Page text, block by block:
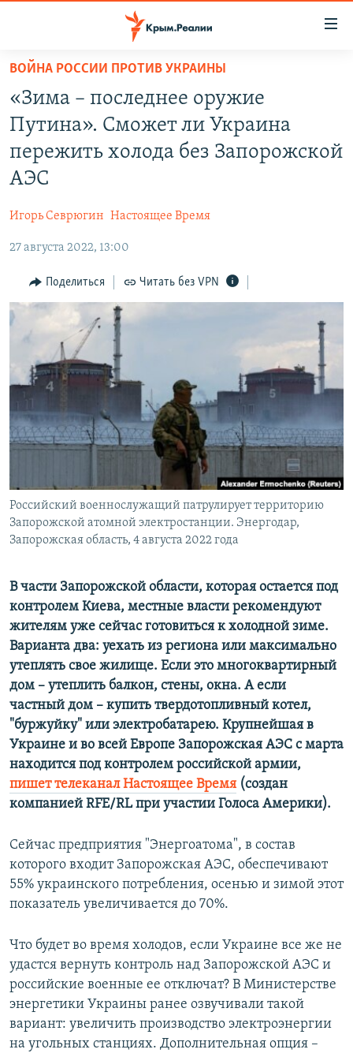
Вернуться
основному
содержанию
Вернутся
главной
Вернутся
КАРТА ВОЕННЫХ ОБЪЕКТОВ КРЫМА
ВОДА
ИСТОРИЯ
ИНТЕРАКТИВ
ИНФОГРАФИКА
ТЕЛЕПРОЕКТ КРЫМ.РЕАЛИИ
СОВЕТЫ ПРАВОЗАЩИТНИКОВ
ПРОПАВШИЕ БЕЗ ВЕСТИ
ПОБЕДИТЕЛЕЙ НЕ СУДЯТ?
КРЫМ.НЕПОКОРЕННЫЙ
ELIFBE
УКРАИНСКАЯ ПРОБЛЕМА КРЫМА
РАДІО СВОБОДА
КАК ОБОЙТИ БЛОКИРОВКУ
Qırımtatar
ПРИСОЕДИНЯЙТЕСЬ!
ВОЙНА РОССИИ ПРОТИВ УКРАИНЫ
«Зима – последнее оружие
Путина». Сможет ли Украина
пережить холода без Запорожской
АЭС
Игорь Севрюгин Настоящее Время
27 августа 2022, 13:00
Поделиться Читать без VPN
Российский военнослужащий патрулирует территорию
Запорожской атомной электростанции. Энергодар,
Запорожская область, 4 августа 2022 года
В части Запорожской области, которая остается под
контролем Киева, местные власти рекомендуют
жителям уже сейчас готовиться к холодной зиме.
Варианта два: уехать из региона или максимально
утеплять свое жилище. Если это многоквартирный
дом – утеплить балкон, стены, окна. А если
частный дом – купить твердотопливный котел,
"буржуйку" или электробатарею. Крупнейшая в
Украине и во всей Европе Запорожская АЭС с марта
находится под контролем российской армии,
пишет телеканал Настоящее Время (создан
компанией RFE/RL при участии Голоса Америки).
Сейчас предприятия "Энергоатома", в состав
которого входит Запорожская АЭС, обеспечивают
55% украинского потребления, осенью и зимой этот
показатель увеличивается до 70%.
Что будет во время холодов, если Украине все же не
удастся вернуть контроль над Запорожской АЭС и
российские военные ее отключат? В Министерстве
энергетики Украины ранее озвучивали такой
вариант: увеличить производство электроэнергии
на угольных станциях. Дополнительная опция –